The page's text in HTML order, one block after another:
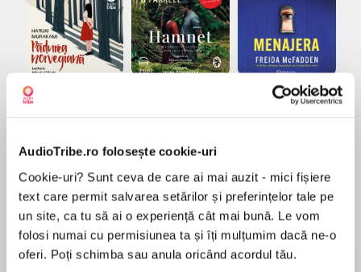
AudioTribe.ro folosește cookie-uri
Cookie-uri? Sunt ceva de care ai mai auzit - mici fișiere
text care permit salvarea setărilor și preferințelor tale pe
un site, ca tu să ai o experiență cât mai bună. Le vom
folosi numai cu permisiunea ta și îți mulțumim dacă ne-o
oferi. Poți schimba sau anula oricând acordul tău.
Pădurea norvegiană
Elita de Argint (Elita
de...
Dani Francis
Diavolul se îmbracă de
la...
Lauren Weisberger
Menajera
Freida McFadden
Migdală
Sohn Won-pyung